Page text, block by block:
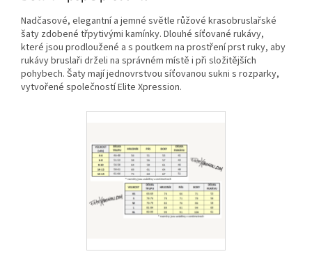
Nadčasové, elegantní a jemné světle růžové krasobruslařské
šaty zdobené třpytivými kamínky. Dlouhé síťované rukávy,
které jsou prodloužené a s poutkem na prostření prst ruky, aby
rukávy bruslaři drželi na správném místě i při složitějších
pohybech. Šaty mají jednovrstvou síťovanou sukni s rozparky,
vytvořené společností Elite Xpression.